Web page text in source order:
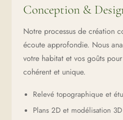
Conception &
Notre processus de création
écoute approfondie. Nous
votre habitat et vos goûts
cohérent et unique.
Relevé topographique et
Plans 2D et modélisation 3D